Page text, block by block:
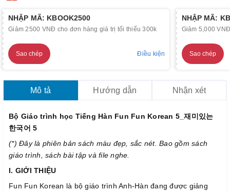
NHẬP MÃ: KBOOK2500
Giảm 2500 VNĐ cho đơn hàng giá trị tối thiểu 300k
Sao chép Điều kiện
NHẬP MÃ:
Giảm 5,000
Sao chép
Mô tả Hướng dẫn Nhận xét
Bộ Giáo trình học Tiếng Hàn Fun Fun Korean 5_재미있는
한국어 5
(*) Đây là phiên bản sách màu đẹp, sắc nét. Bao gồm sách
giáo trình, sách bài tập và file nghe.
I. GIỚI THIỆU
Fun Fun Korean là bộ giáo trình Anh-Hàn đang được giảng